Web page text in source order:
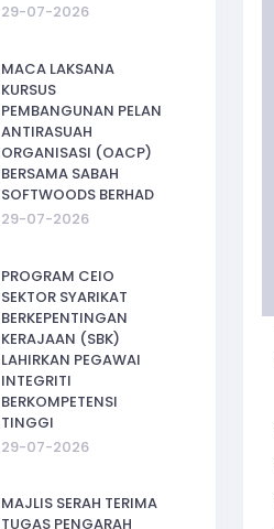
29-07-2026
MACA LAKSANA
KURSUS
PEMBANGUNAN PELAN
ANTIRASUAH
ORGANISASI (OACP)
BERSAMA SABAH
SOFTWOODS BERHAD
29-07-2026
PROGRAM CEIO
SEKTOR SYARIKAT
BERKEPENTINGAN
KERAJAAN (SBK)
LAHIRKAN PEGAWAI
INTEGRITI
BERKOMPETENSI
TINGGI
29-07-2026
MAJLIS SERAH TERIMA
TUGAS PENGARAH